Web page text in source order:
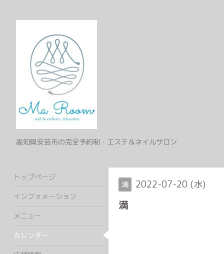
高知県安芸市の完全予約制・エステ＆ネイルサロン
満 2022-07-20 (水)
満
トップページ
インフォメーション
メニュー
カレンダー